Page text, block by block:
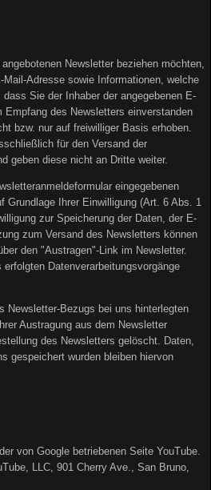
Newsletter beziehen möchten,
Mail-Adresse sowie Informationen, welche
Sie der Inhaber der angegebenen E-
Empfang des Newsletters einverstanden
bzw. nur auf freiwilliger Basis erhoben.
für den Versand der
geben diese nicht an Dritte weiter.
eingegebenen
Grundlage Ihrer Einwilligung (Art. 6 Abs. 1
zur Speicherung der Daten, der E-
zum Versand des Newsletters können
den "Austragen"-Link im Newsletter.
Datenverarbeitungsvorgänge
Newsletter-Bezugs bei uns hinterlegten
Austragung aus dem Newsletter
des Newsletters gelöscht. Daten,
gespeichert wurden bleiben hiervon
von Google betriebenen Seite YouTube.
LLC, 901 Cherry Ave., San Bruno,